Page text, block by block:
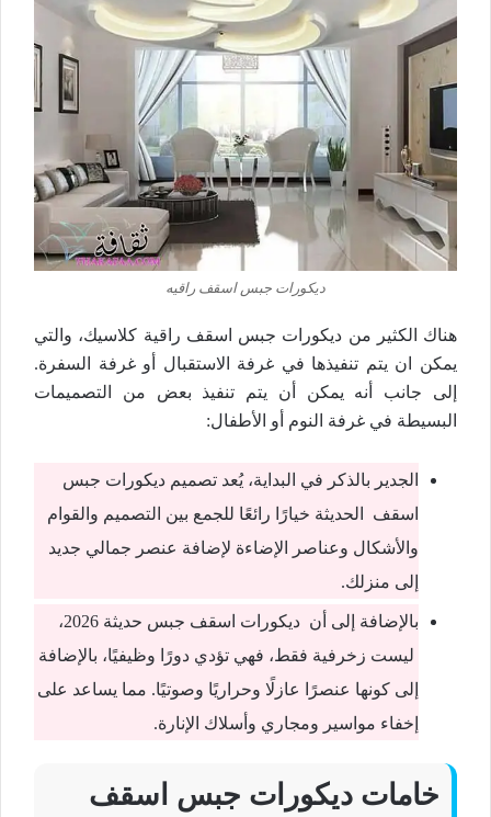
ديكورات جبس اسقف راقيه
هناك الكثير من ديكورات جبس اسقف راقية كلاسيك، والتي
يمكن ان يتم تنفيذها في غرفة الاستقبال أو غرفة السفرة.
إلى جانب أنه يمكن أن يتم تنفيذ بعض من التصميمات
البسيطة في غرفة النوم أو الأطفال:
الجدير بالذكر في البداية، يُعد تصميم ديكورات جبس
اسقف الحديثة خيارًا رائعًا للجمع بين التصميم والقوام
والأشكال وعناصر الإضاءة لإضافة عنصر جمالي جديد
إلى منزلك.
بالإضافة إلى أن ديكورات اسقف جبس حديثة 2026،
ليست زخرفية فقط، فهي تؤدي دورًا وظيفيًا، بالإضافة
إلى كونها عنصرًا عازلًا وحراريًا وصوتيًا. مما يساعد على
إخفاء مواسير ومجاري وأسلاك الإنارة.
خامات ديكورات جبس اسقف